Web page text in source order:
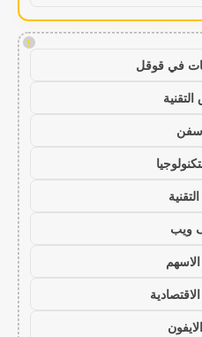
!
في قوقل
ويب